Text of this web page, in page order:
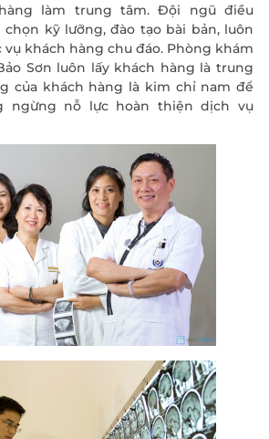
ĐĂNG KÝ KHÁM
làm trung tâm. Đội ngũ điều
kỹ lưỡng, đào tạo bài bản, luôn
khách hàng chu đáo. Phòng khám
Sơn luôn lấy khách hàng là trung
của khách hàng là kim chỉ nam để
ngừng nỗ lực hoàn thiện dịch vụ